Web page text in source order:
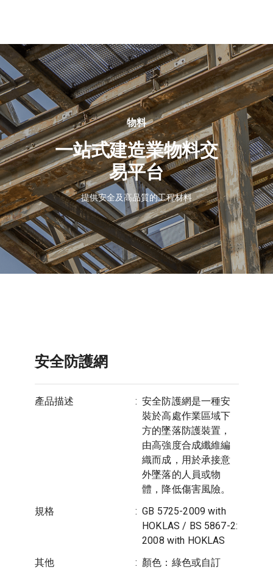
們
物料
一站式建造業物料交
易平台
提供安全及高品質的工程材料
安全防護網
產品描述 : 安全防護網是一種安
裝於高處作業區域下
方的墜落防護裝置，
由高強度合成纖維編
織而成，用於承接意
外墜落的人員或物
體，降低傷害風險。
規格
: GB 5725-2009 with
HOKLAS / BS 5867-2:
2008 with HOKLAS
其他
: 顏色：綠色或自訂